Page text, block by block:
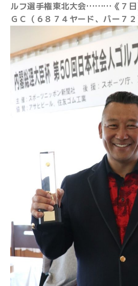
ルフ選手権東北大会………《７
ＧＣ（６８７４ヤード、パー７